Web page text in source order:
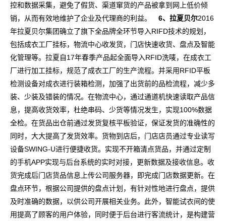
控和数据采集，避免了假货、渠道窜货的产品被拿到网上低价倾
销，从而有效地维护了企业及代理商的利益。
6、拉夏贝尔2016
年拉夏贝尔集团确立了旗下全品牌全环节导入RIFD技术的规划，
包括成衣工厂挂标，物流中心收发货，门店快速收货、盘点及智能
化管理等。拉夏自17年春季产品起全面导入RFID洗唛，在成衣工
厂进行加工挂标，规范了成衣工厂的生产流程。并采用RFID平板
检测设备对成衣进行装箱检测，加强了出货前的品检流程，减少多
装、少装及错装的情况。在物流中心，通过通道机快速读取产品信
息，提高收货效率，杜绝串码、少货等情况发生，实现100%数据
全检。在货品出仓前通过发货复核平板验证，保证发货的准确性的
同时，大大提高了发货效率。货物到店后，门店店员通过专业读写
设备SWING-U进行便捷收货。实现不开箱清点货品，并通过定制
的手机APP实现与后台系统的实时对接，更新数据及接收信息。收
货完成后门店货品信息上传公司服务器，即完成门店数据更新。在
盘点环节，根据公司提供的盘点计划，有针对性地进行盘点，提供
及时准确的数据，以供公司开展相关业务。此外，智能试衣间的使
用提高了顾客的用户体验，同时便于后台进行客流统计，是构建营